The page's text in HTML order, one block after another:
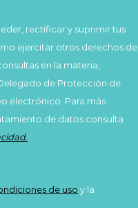
rectificar y suprimir tus
ejercitar otros derechos de
en la materia,
de Protección de
electrónico. Para más
de datos consulta
.
de uso y la